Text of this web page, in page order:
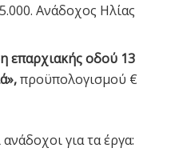
Ανάδοχος Ηλίας
επαρχιακής οδού 13
προϋπολογισμού €
για τα έργα: